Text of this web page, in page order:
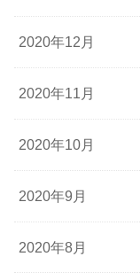
2020年12月
2020年11月
2020年10月
2020年9月
2020年8月